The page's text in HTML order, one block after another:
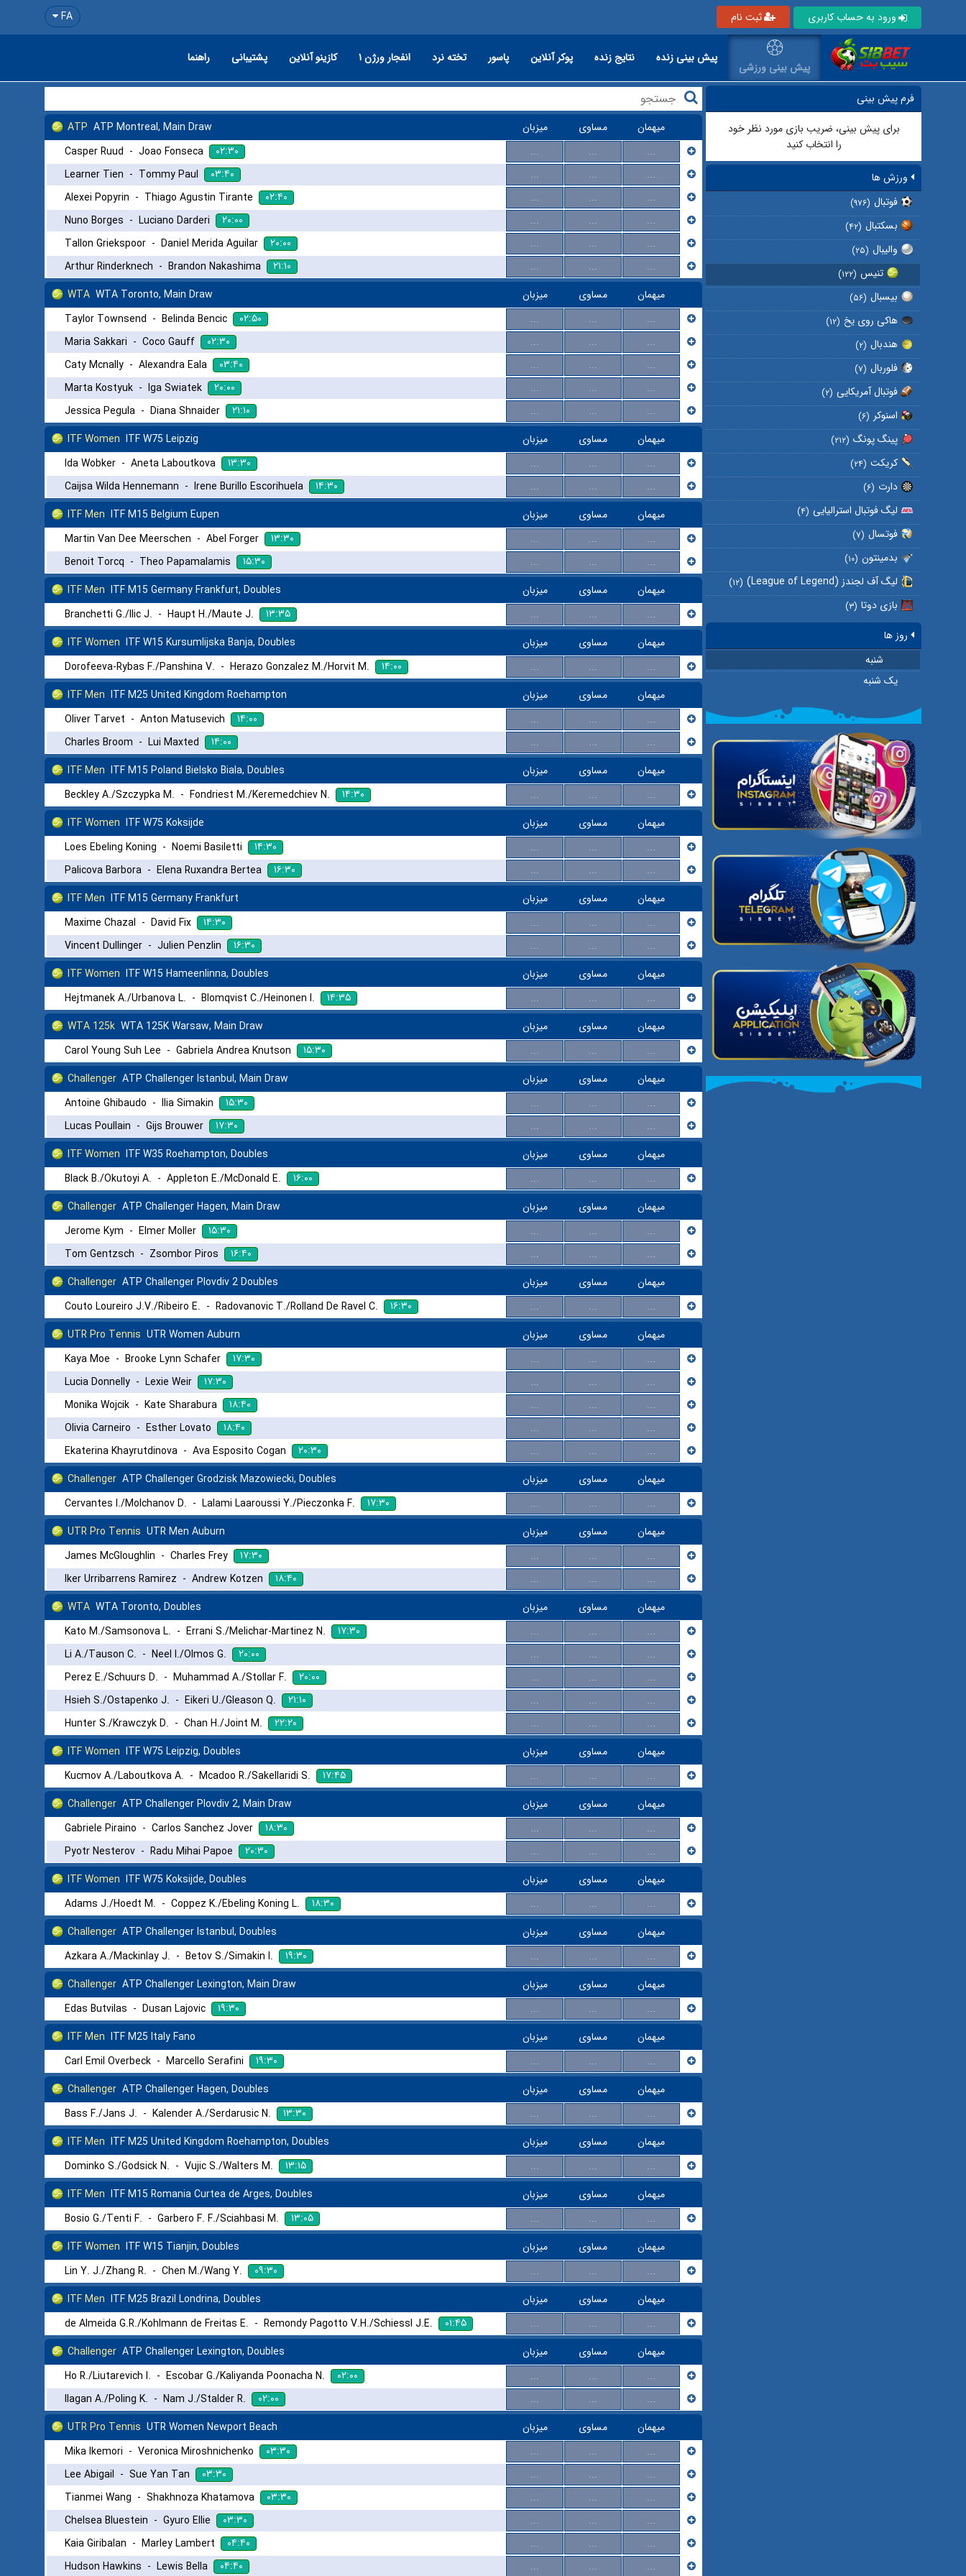
FA ورود به حساب کاربری ثبت نام
پیش بینی ورزشی
پیش بینی زنده نتایج زنده پوکر آنلاین پاسور تخته نرد انفجار ورژن ۱ کازینو آنلاین پشتیبانی راهنما
فرم پیش بینی
برای پیش بینی، ضریب بازی مورد نظر خود
را انتخاب کنید
ورزش ها
فوتبال (۹۷۶)
بسکتبال (۴۲)
والیبال (۲۵)
تنیس (۱۲۲)
بیسبال (۵۶)
هاکی روی یخ (۱۲)
هندبال (۲)
فلوربال (۷)
فوتبال آمریکایی (۲)
اسنوکر (۶)
پینگ پونگ (۲۱۲)
کریکت (۲۴)
دارت (۶)
لیگ فوتبال استرالیایی (۴)
فوتسال (۷)
بدمینتون (۱۰)
لیگ آف لجندز (League of Legend) (۱۲)
بازی دوتا (۳)
روز ها
شنبه
یک شنبه
ATP ATP Montreal, Main Draw میزبان مساوی
میهمان
Casper Ruud - Joao Fonseca ۰۲:۳۰ ... ...
...
Learner Tien - Tommy Paul ۰۳:۴۰ ... ...
...
Alexei Popyrin - Thiago Agustin Tirante ۰۲:۴۰ ... ...
...
Nuno Borges - Luciano Darderi ۲۰:۰۰ ... ...
...
Tallon Griekspoor - Daniel Merida Aguilar ۲۰:۰۰ ... ...
...
Arthur Rinderknech - Brandon Nakashima ۲۱:۱۰ ... ...
...
WTA WTA Toronto, Main Draw میزبان مساوی
میهمان
Taylor Townsend - Belinda Bencic ۰۲:۵۰ ... ...
...
Maria Sakkari - Coco Gauff ۰۲:۳۰ ... ...
...
Caty Mcnally - Alexandra Eala ۰۳:۴۰ ... ...
...
Marta Kostyuk - Iga Swiatek ۲۰:۰۰ ... ...
...
Jessica Pegula - Diana Shnaider ۲۱:۱۰ ... ...
...
ITF Women ITF W75 Leipzig میزبان مساوی
میهمان
Ida Wobker - Aneta Laboutkova ۱۳:۳۰ ... ...
...
Caijsa Wilda Hennemann - Irene Burillo Escorihuela ۱۴:۳۰ ... ...
...
ITF Men ITF M15 Belgium Eupen میزبان مساوی
میهمان
Martin Van Dee Meerschen - Abel Forger ۱۳:۳۰ ... ...
...
Benoit Torcq - Theo Papamalamis ۱۵:۳۰ ... ...
...
ITF Men ITF M15 Germany Frankfurt, Doubles میزبان مساوی
میهمان
Branchetti G./Ilic J. - Haupt H./Maute J. ۱۳:۳۵ ... ...
...
ITF Women ITF W15 Kursumlijska Banja, Doubles میزبان مساوی
میهمان
Dorofeeva-Rybas F./Panshina V. - Herazo Gonzalez M./Horvit M. ۱۴:۰۰ ... ...
...
ITF Men ITF M25 United Kingdom Roehampton میزبان مساوی
میهمان
Oliver Tarvet - Anton Matusevich ۱۴:۰۰ ... ...
...
Charles Broom - Lui Maxted ۱۴:۰۰ ... ...
...
ITF Men ITF M15 Poland Bielsko Biala, Doubles میزبان مساوی
میهمان
Beckley A./Szczypka M. - Fondriest M./Keremedchiev N. ۱۴:۳۰ ... ...
...
ITF Women ITF W75 Koksijde میزبان مساوی
میهمان
Loes Ebeling Koning - Noemi Basiletti ۱۴:۳۰ ... ...
...
Palicova Barbora - Elena Ruxandra Bertea ۱۶:۳۰ ... ...
...
ITF Men ITF M15 Germany Frankfurt میزبان مساوی
میهمان
Maxime Chazal - David Fix ۱۴:۳۰ ... ...
...
Vincent Dullinger - Julien Penzlin ۱۶:۳۰ ... ...
...
ITF Women ITF W15 Hameenlinna, Doubles میزبان مساوی
میهمان
Hejtmanek A./Urbanova L. - Blomqvist C./Heinonen I. ۱۴:۳۵ ... ...
...
WTA 125k WTA 125K Warsaw, Main Draw میزبان مساوی
میهمان
Carol Young Suh Lee - Gabriela Andrea Knutson ۱۵:۳۰ ... ...
...
Challenger ATP Challenger Istanbul, Main Draw میزبان مساوی
میهمان
Antoine Ghibaudo - Ilia Simakin ۱۵:۳۰ ... ...
...
Lucas Poullain - Gijs Brouwer ۱۷:۳۰ ... ...
...
ITF Women ITF W35 Roehampton, Doubles میزبان مساوی
میهمان
Black B./Okutoyi A. - Appleton E./McDonald E. ۱۶:۰۰ ... ...
...
Challenger ATP Challenger Hagen, Main Draw میزبان مساوی
میهمان
Jerome Kym - Elmer Moller ۱۵:۳۰ ... ...
...
Tom Gentzsch - Zsombor Piros ۱۶:۴۰ ... ...
...
Challenger ATP Challenger Plovdiv 2 Doubles میزبان مساوی
میهمان
Couto Loureiro J.V./Ribeiro E. - Radovanovic T./Rolland De Ravel C. ۱۶:۳۰ ... ...
...
UTR Pro Tennis UTR Women Auburn میزبان مساوی
میهمان
Kaya Moe - Brooke Lynn Schafer ۱۷:۳۰ ... ...
...
Lucia Donnelly - Lexie Weir ۱۷:۳۰ ... ...
...
Monika Wojcik - Kate Sharabura ۱۸:۴۰ ... ...
...
Olivia Carneiro - Esther Lovato ۱۸:۴۰ ... ...
...
Ekaterina Khayrutdinova - Ava Esposito Cogan ۲۰:۳۰ ... ...
...
Challenger ATP Challenger Grodzisk Mazowiecki, Doubles میزبان مساوی
میهمان
Cervantes I./Molchanov D. - Lalami Laaroussi Y./Pieczonka F. ۱۷:۳۰ ... ...
...
UTR Pro Tennis UTR Men Auburn میزبان مساوی
میهمان
James McGloughlin - Charles Frey ۱۷:۳۰ ... ...
...
Iker Urribarrens Ramirez - Andrew Kotzen ۱۸:۴۰ ... ...
...
WTA WTA Toronto, Doubles میزبان مساوی
میهمان
Kato M./Samsonova L. - Errani S./Melichar-Martinez N. ۱۷:۳۰ ... ...
...
Li A./Tauson C. - Neel I./Olmos G. ۲۰:۰۰ ... ...
...
Perez E./Schuurs D. - Muhammad A./Stollar F. ۲۰:۰۰ ... ...
...
Hsieh S./Ostapenko J. - Eikeri U./Gleason Q. ۲۱:۱۰ ... ...
...
Hunter S./Krawczyk D. - Chan H./Joint M. ۲۲:۲۰ ... ...
...
ITF Women ITF W75 Leipzig, Doubles میزبان مساوی
میهمان
Kucmov A./Laboutkova A. - Mcadoo R./Sakellaridi S. ۱۷:۴۵ ... ...
...
Challenger ATP Challenger Plovdiv 2, Main Draw میزبان مساوی
میهمان
Gabriele Piraino - Carlos Sanchez Jover ۱۸:۳۰ ... ...
...
Pyotr Nesterov - Radu Mihai Papoe ۲۰:۳۰ ... ...
...
ITF Women ITF W75 Koksijde, Doubles میزبان مساوی
میهمان
Adams J./Hoedt M. - Coppez K./Ebeling Koning L. ۱۸:۳۰ ... ...
...
Challenger ATP Challenger Istanbul, Doubles میزبان مساوی
میهمان
Azkara A./Mackinlay J. - Betov S./Simakin I. ۱۹:۳۰ ... ...
...
Challenger ATP Challenger Lexington, Main Draw میزبان مساوی
میهمان
Edas Butvilas - Dusan Lajovic ۱۹:۳۰ ... ...
...
ITF Men ITF M25 Italy Fano میزبان مساوی
میهمان
Carl Emil Overbeck - Marcello Serafini ۱۹:۳۰ ... ...
...
Challenger ATP Challenger Hagen, Doubles میزبان مساوی
میهمان
Bass F./Jans J. - Kalender A./Serdarusic N. ۱۳:۳۰ ... ...
...
ITF Men ITF M25 United Kingdom Roehampton, Doubles میزبان مساوی
میهمان
Dominko S./Godsick N. - Vujic S./Walters M. ۱۳:۱۵ ... ...
...
ITF Men ITF M15 Romania Curtea de Arges, Doubles میزبان مساوی
میهمان
Bosio G./Tenti F. - Garbero F. F./Sciahbasi M. ۱۳:۰۵ ... ...
...
ITF Women ITF W15 Tianjin, Doubles میزبان مساوی
میهمان
Lin Y. J./Zhang R. - Chen M./Wang Y. ۰۹:۳۰ ... ...
...
ITF Men ITF M25 Brazil Londrina, Doubles میزبان مساوی
میهمان
de Almeida G.R./Kohlmann de Freitas E. - Remondy Pagotto V.H./Schiessl J.E. ۰۱:۴۵ ... ...
...
Challenger ATP Challenger Lexington, Doubles میزبان مساوی
میهمان
Ho R./Liutarevich I. - Escobar G./Kaliyanda Poonacha N. ۰۲:۰۰ ... ...
...
Ilagan A./Poling K. - Nam J./Stalder R. ۰۲:۰۰ ... ...
...
UTR Pro Tennis UTR Women Newport Beach میزبان مساوی
میهمان
Mika Ikemori - Veronica Miroshnichenko ۰۳:۳۰ ... ...
...
Lee Abigail - Sue Yan Tan ۰۳:۳۰ ... ...
...
Tianmei Wang - Shakhnoza Khatamova ۰۳:۳۰ ... ...
...
Chelsea Bluestein - Gyuro Ellie ۰۳:۳۰ ... ...
...
Kaia Giribalan - Marley Lambert ۰۴:۴۰ ... ...
...
Hudson Hawkins - Lewis Bella ۰۴:۴۰ ... ... ...